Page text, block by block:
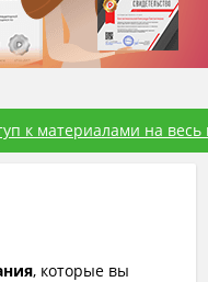
к материалами на весь
, которые вы